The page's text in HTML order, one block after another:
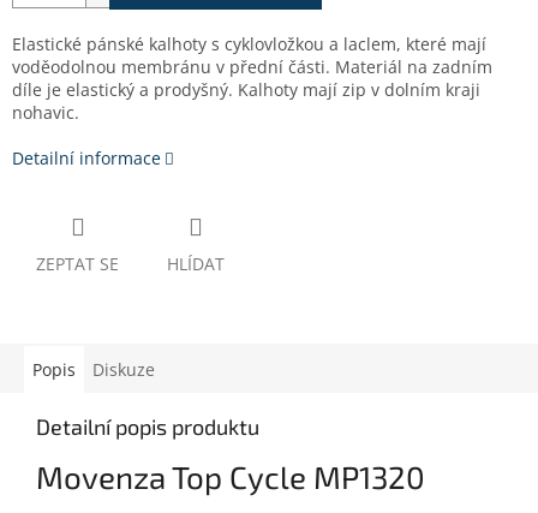
Elastické pánské kalhoty s cyklovložkou a laclem, které mají
voděodolnou membránu v přední části. Materiál na zadním
díle je elastický a prodyšný. Kalhoty mají zip v dolním kraji
nohavic.
Detailní informace
ZEPTAT SE HLÍDAT
Popis Diskuze
Detailní popis produktu
Movenza Top Cycle MP1320